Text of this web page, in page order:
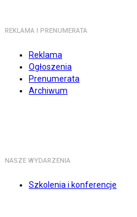
REKLAMA I PRENUMERATA
Reklama
Ogłoszenia
Prenumerata
Archiwum
NASZE WYDARZENIA
Szkolenia i konferencje